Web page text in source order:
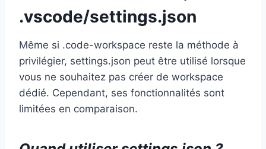
.vscode/settings.json
Même si .code-workspace reste la méthode à
privilégier, settings.json peut être utilisé lorsque
vous ne souhaitez pas créer de workspace
dédié. Cependant, ses fonctionnalités sont
limitées en comparaison.